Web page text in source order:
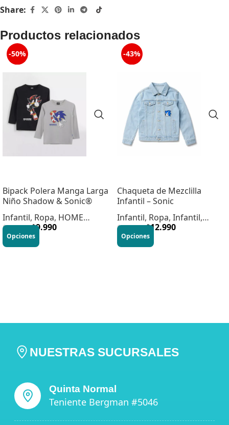
Share:
Productos relacionados
-50%
Bipack Polera Manga Larga
Niño Shadow & Sonic®
Infantil, Ropa, HOME
INFANTIL
$19.990 $9.990
Opciones
-43%
Chaqueta de Mezclilla
Infantil – Sonic
Infantil, Ropa, Infantil,
Vestuario
$22.990 $12.990
Opciones
NUESTRAS SUCURSALES
Quinta Normal
Teniente Bergman #5046